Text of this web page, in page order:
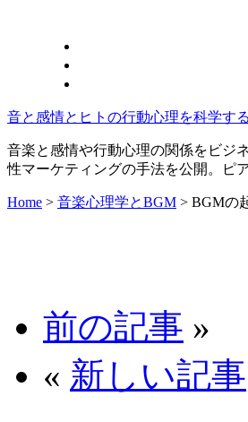
音と感情とヒトの行動心理を科学す
音楽と感情や行動心理の関係をビジ
性マーケティングの手法を公開。ピ
Home > 音楽心理学とBGM > BGMの
前の記事 »
« 新しい記事